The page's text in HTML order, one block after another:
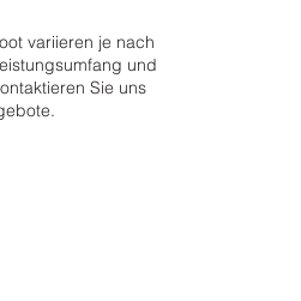
variieren je nach
und
Sie uns